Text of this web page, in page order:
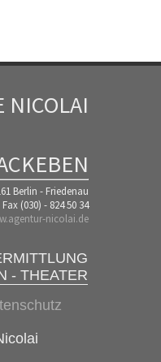
NICOLAI
Berlin - Friedenau
Fax (030) - 824 50 34
nicolai.de
- THEATER